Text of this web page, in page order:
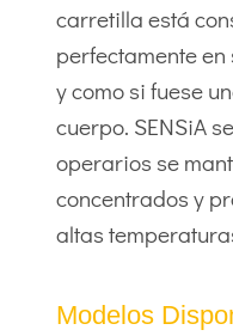
carretilla está
perfectamente
y como si fuese
cuerpo. SENSiA
operarios se
concentrados y
altas
Modelos